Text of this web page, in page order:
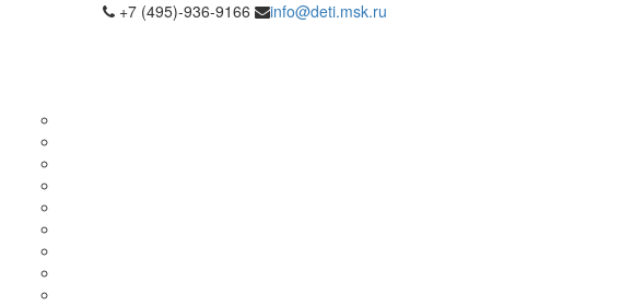
+7 (495)-936-9166
info@deti.msk.ru